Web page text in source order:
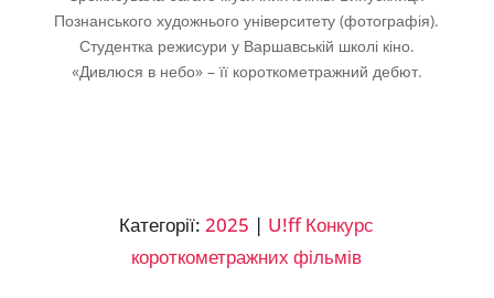
Познанського художнього університету (фотографія).
Студентка режисури у Варшавській школі кіно.
«Дивлюся в небо» – її короткометражний дебют.
Категорії: 2025 | U!ff Конкурс
короткометражних фільмів